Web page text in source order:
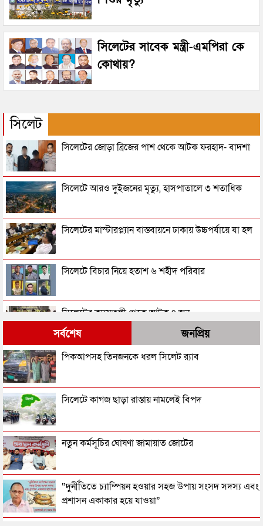
সিলেটের সাবেক মন্ত্রী-এমপিরা কে
কোথায়?
সিলেট
সিলেটের জোড়া ব্রিজের পাশ থেকে আটক ফরহাদ- বাদশা
সিলেটে আরও দুইজনের মৃত্যু, হাসপাতালে ৩ শতাধিক
সিলেটের মাস্টারপ্ল্যান বাস্তবায়নে ঢাকায় উচ্চপর্যায়ে যা হল
সিলেটে বিচার নিয়ে হতাশ ৬ শহীদ পরিবার
সিলেটের কদমতলী থেকে আটক ৭ জন
সিলেটে যে দুই ভাইরাস প্রাণ নিল ৩ জনের
মোটরসাইকেল চালকদের জন্য যে সতর্কতা জারি করল
সিলেটে মৃত্যুর মিছিলে যুক্ত হল আরও দুই নাম
সিলেটে পুলিশের অভিযানে গ্রেপ্তার ৩৫
সিলেট সীমান্তে কোটি টাকার মালামাল আটক
সর্বশেষ জনপ্রিয়
পিকআপসহ তিনজনকে ধরল সিলেট র‌্যাব
সিলেটে কাগজ ছাড়া রাস্তায় নামলেই বিপদ
নতুন কর্মসূচির ঘোষণা জামায়াত জোটের
“দুর্নীতিতে চ্যাম্পিয়ন হওয়ার সহজ উপায় সংসদ সদস্য এবং
প্রশাসন একাকার হয়ে যাওয়া”